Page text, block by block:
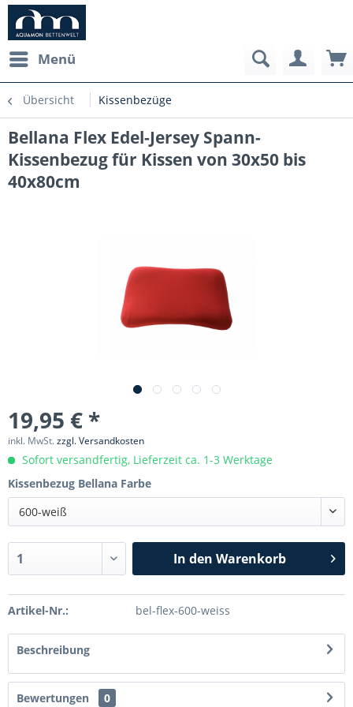
Menü
Übersicht Kissenbezüge
Bellana Flex Edel-Jersey Spann-
Kissenbezug für Kissen von 30x50 bis
40x80cm
19,95 € *
inkl. MwSt.zzgl. Versandkosten
Sofort versandfertig, Lieferzeit ca. 1-3 Werktage
Kissenbezug Bellana Farbe
600-weiß
In den Warenkorb
Artikel-Nr.: bel-flex-600-weiss
Beschreibung
Bewertungen 0